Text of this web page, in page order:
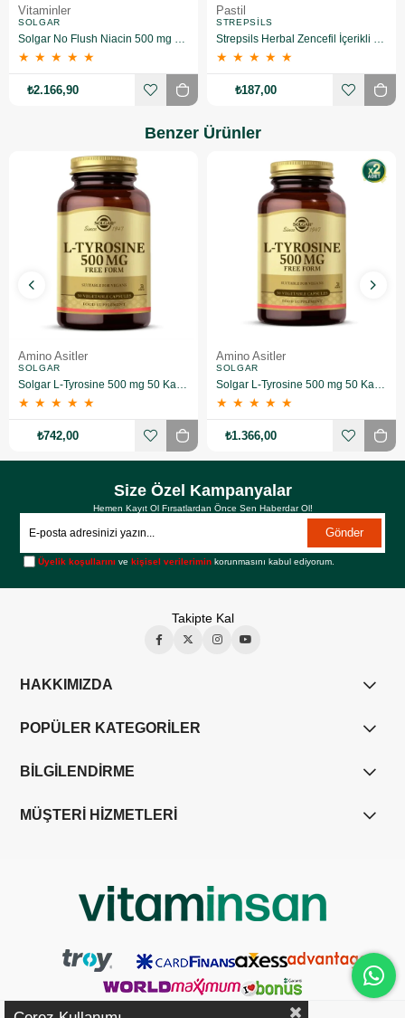
Vitaminler
SOLGAR
★ ★ ★ ★ ★
₺2.166,90
Pastil
STREPSILS
★ ★ ★ ★ ★
₺187,00
Benzer Ürünler
Amino Asitler
SOLGAR
★ ★ ★ ★ ★
₺742,00
Amino Asitler
SOLGAR
★ ★ ★ ★ ★
₺1.366,00
Size Özel Kampanyalar
Hemen Kayıt Ol Fırsatlardan Önce Sen Haberdar Ol!
Gönder
Üyelik koşullarını vekişisel verilerimin korunmasını kabul ediyorum.
Takipte Kal
HAKKIMIZDA
POPÜLER KATEGORİLER
BİLGİLENDİRME
MÜŞTERİ HİZMETLERİ